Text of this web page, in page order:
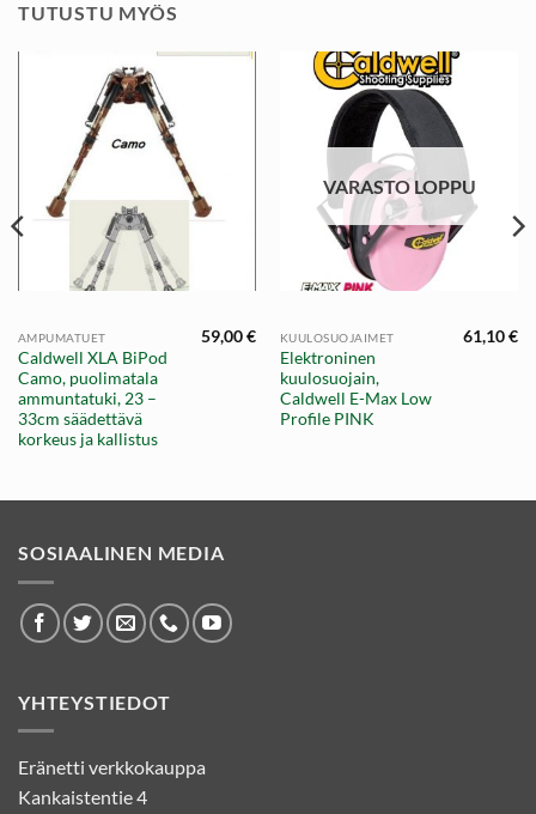
TUTUSTU MYÖS
AMPUMATUET
Caldwell XLA BiPod
Camo, puolimatala
ammuntatuki, 23 –
33cm säädettävä
korkeus ja kallistus
59,00€
VARASTO LOPPU
KUULOSUOJAIMET
Elektroninen
kuulosuojain,
Caldwell E-Max Low
Profile PINK
61,10€
€.
SOSIAALINEN MEDIA
YHTEYSTIEDOT
Eränetti verkkokauppa
Kankaistentie 4